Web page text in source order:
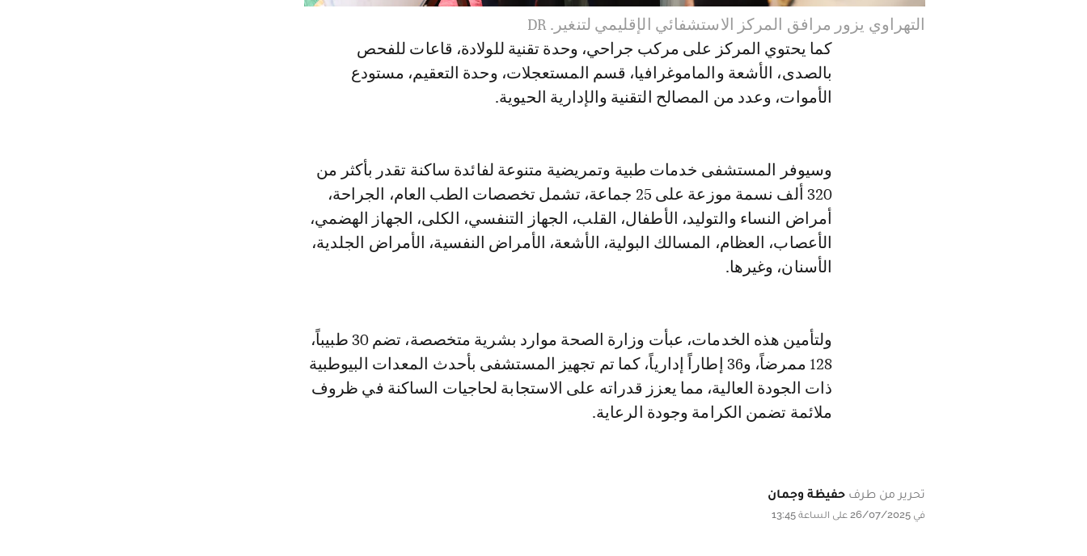
التهراوي يزور مرافق المركز الاستشفائي الإقليمي لتنغير. DR
كما يحتوي المركز على مركب جراحي، وحدة تقنية للولادة، قاعات للفحص
بالصدى، الأشعة والماموغرافيا، قسم المستعجلات، وحدة التعقيم، مستودع
الأموات، وعدد من المصالح التقنية والإدارية الحيوية.
وسيوفر المستشفى خدمات طبية وتمريضية متنوعة لفائدة ساكنة تقدر بأكثر من
320 ألف نسمة موزعة على 25 جماعة، تشمل تخصصات الطب العام، الجراحة،
أمراض النساء والتوليد، الأطفال، القلب، الجهاز التنفسي، الكلى، الجهاز الهضمي،
الأعصاب، العظام، المسالك البولية، الأشعة، الأمراض النفسية، الأمراض الجلدية،
الأسنان، وغيرها.
ولتأمين هذه الخدمات، عبأت وزارة الصحة موارد بشرية متخصصة، تضم 30 طبيباً،
128 ممرضاً، و36 إطاراً إدارياً، كما تم تجهيز المستشفى بأحدث المعدات البيوطبية
ذات الجودة العالية، مما يعزز قدراته على الاستجابة لحاجيات الساكنة في ظروف
ملائمة تضمن الكرامة وجودة الرعاية.
تحرير من طرف حفيظة وجمان
في 26/07/2025 على الساعة 13:45